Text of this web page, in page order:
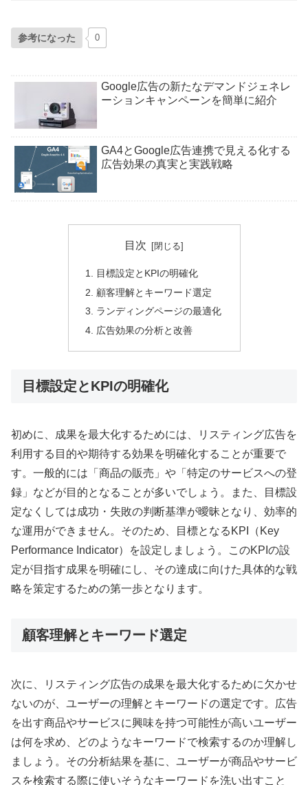
参考になった 0
Google広告の新たなデマンドジェネレ
ーションキャンペーンを簡単に紹介
GA4とGoogle広告連携で見える化する
広告効果の真実と実践戦略
目次
目標設定とKPIの明確化
顧客理解とキーワード選定
ランディングページの最適化
広告効果の分析と改善
目標設定とKPIの明確化
初めに、成果を最大化するためには、リスティング広告を
利用する目的や期待する効果を明確化することが重要で
す。一般的には「商品の販売」や「特定のサービスへの登
録」などが目的となることが多いでしょう。また、目標設
定なくしては成功・失敗の判断基準が曖昧となり、効率的
な運用ができません。そのため、目標となるKPI（Key
Performance Indicator）を設定しましょう。このKPIの設
定が目指す成果を明確にし、その達成に向けた具体的な戦
略を策定するための第一歩となります。
顧客理解とキーワード選定
次に、リスティング広告の成果を最大化するために欠かせ
ないのが、ユーザーの理解とキーワードの選定です。広告
を出す商品やサービスに興味を持つ可能性が高いユーザー
は何を求め、どのようなキーワードで検索するのか理解し
ましょう。その分析結果を基に、ユーザーが商品やサービ
スを検索する際に使いそうなキーワードを洗い出すこと